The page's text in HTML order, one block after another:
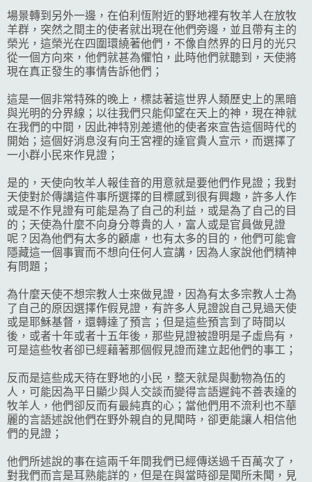
場景轉到另外一邊，在伯利恆附近的野地裡有牧羊人在放牧
羊群，突然之間主的使者就出現在他們旁邊，並且帶有主的
榮光，這榮光在四圍環繞著他們，不像自然界的日月的光只
從一個方向來，他們就甚為懼怕，此時他們就聽到，天使將
現在真正發生的事情告訴他們；
這是一個非常特殊的晚上，標誌著這世界人類歷史上的黑暗
與光明的分界線；以往我們只能仰望在天上的神，現在神就
在我們的中間，因此神特別差遣他的使者來宣告這個時代的
開始；這個好消息沒有向王宮裡的達官貴人宣示，而選擇了
一小群小民來作見證；
是的，天使向牧羊人報佳音的用意就是要他們作見證；我對
天使對於傳講這件事所選擇的目標感到很有興趣，許多人作
或是不作見證有可能是為了自己的利益，或是為了自己的目
的；天使為什麼不向身分尊貴的人，富人或是官員做見證
呢？因為他們有太多的顧慮，也有太多的目的，他們可能會
隱藏這一個事實而不想向任何人宣講，因為人家說他們精神
有問題；
為什麼天使不想宗教人士來做見證，因為有太多宗教人士為
了自己的原因選擇作假見證，有許多人見證說自己見過天使
或是耶穌基督，還轉達了預言；但是這些預言到了時間以
後，或者十年或者十五年後，那些見證被證明是子虛烏有，
可是這些牧者卻已經藉著那個假見證而建立起他們的事工；
反而是這些成天待在野地的小民，整天就是與動物為伍的
人，可能因為平日顯少與人交談而變得言語遲鈍不善表達的
牧羊人，他們卻反而有最純真的心；當他們用不流利也不華
麗的言語述說他們在野外親自的見聞時，卻更能讓人相信他
們的見證；
他們所述說的事在這兩千年間我們已經傳送過千百萬次了，
對我們而言是耳熟能詳的，但是在與當時卻是聞所未聞，見